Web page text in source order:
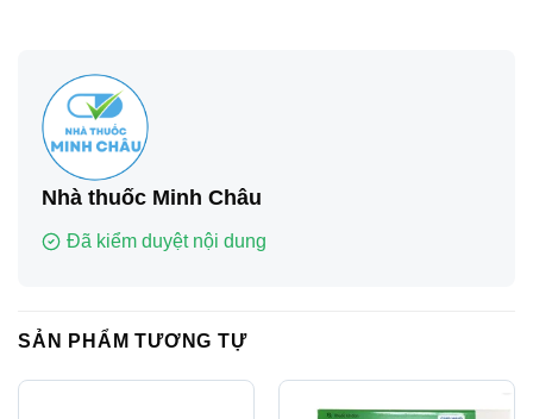
Nhà thuốc Minh Châu
Đã kiểm duyệt nội dung
SẢN PHẨM TƯƠNG TỰ